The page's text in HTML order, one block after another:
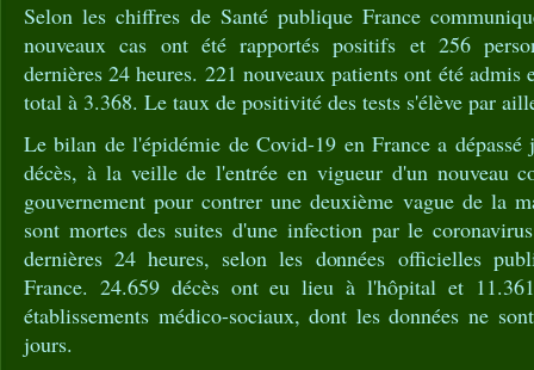
Selon les chiffres de Santé publique France
nouveaux cas ont été rapportés positifs et 256
dernières 24 heures. 221 nouveaux patients ont été
total à 3.368. Le taux de positivité des tests s'élève par
Le bilan de l'épidémie de Covid-19 en France a
décès, à la veille de l'entrée en vigueur d'un nouveau
gouvernement pour contrer une deuxième vague de la
sont mortes des suites d'une infection par le
dernières 24 heures, selon les données officielles
France. 24.659 décès ont eu lieu à l'hôpital et
établissements médico-sociaux, dont les données ne
jours.